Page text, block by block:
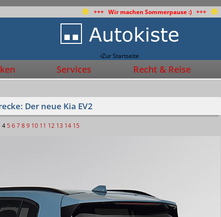
+++ Wir machen Sommerpause :) +++
Zur Startseite
Services Recht & Reise
Der neue Kia EV2
4 5 6 7 8 9 10 11 12 13 14 15